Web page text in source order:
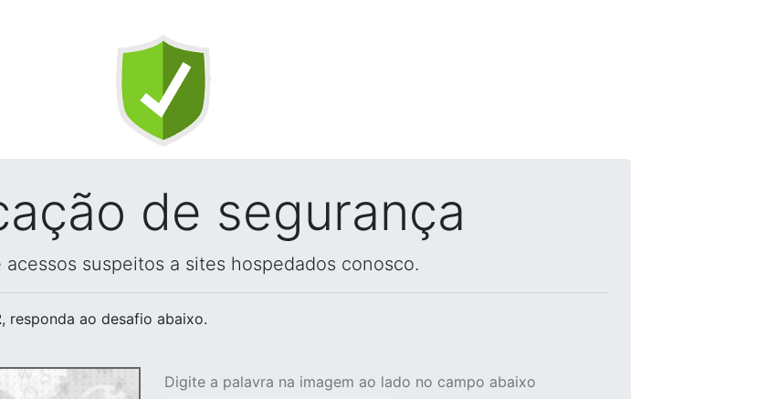
de segurança
suspeitos a sites hospedados conosco.
, responda ao desafio abaixo.
Digite a palavra na imagem ao lado no campo abaixo